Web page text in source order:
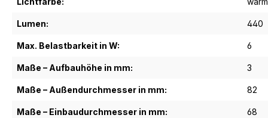
Lumen: 440
Max. Belastbarkeit in W: 6
Maße – Aufbauhöhe in mm: 3
Maße – Außendurchmesser in mm: 82
Maße – Einbaudurchmesser in mm: 68